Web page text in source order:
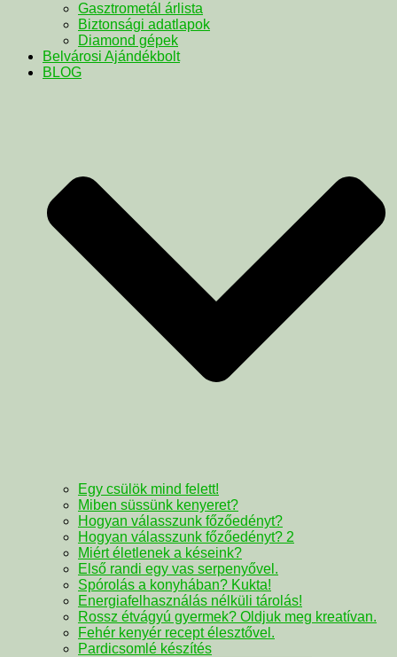
Gasztrometál árlista
Biztonsági adatlapok
Diamond gépek
Belvárosi Ajándékbolt
BLOG
Egy csülök mind felett!
Miben süssünk kenyeret?
Hogyan válasszunk főzőedényt?
Hogyan válasszunk főzőedényt? 2
Miért életlenek a késeink?
Első randi egy vas serpenyővel.
Spórolás a konyhában? Kukta!
Energiafelhasználás nélküli tárolás!
Rossz étvágyú gyermek? Oldjuk meg kreatívan.
Fehér kenyér recept élesztővel.
Pardicsomlé készítés